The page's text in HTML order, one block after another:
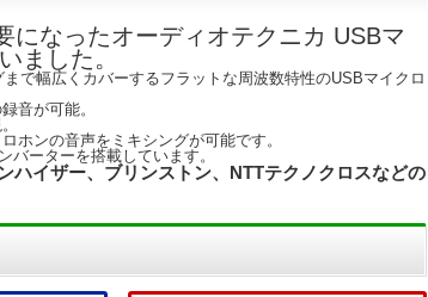
なったオーディオテクニカ USBマ
ました。
で幅広くカバーするフラットな周波数特性のUSBマイクロ
音が可能。
ホンの音声をミキシングが可能です。
ーターを搭載しています。
ハイザー、ブリンストン、NTTテクノクロスなどの